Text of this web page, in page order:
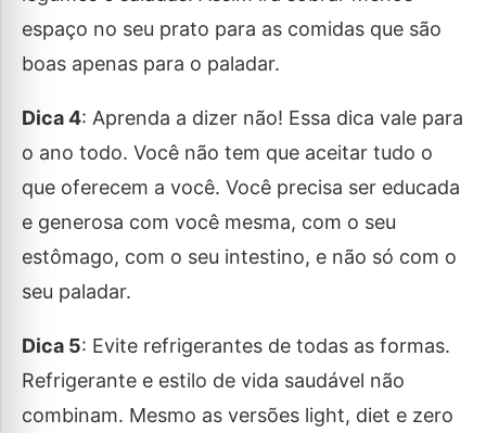
espaço no seu prato para as comidas que são
boas apenas para o paladar.
Dica 4: Aprenda a dizer não! Essa dica vale para
o ano todo. Você não tem que aceitar tudo o
que oferecem a você. Você precisa ser educada
e generosa com você mesma, com o seu
estômago, com o seu intestino, e não só com o
seu paladar.
Dica 5: Evite refrigerantes de todas as formas.
Refrigerante e estilo de vida saudável não
combinam. Mesmo as versões light, diet e zero